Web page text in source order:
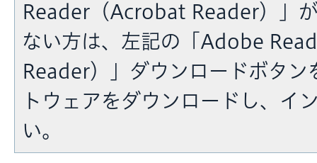
Reader（Acrobat Reader）」
ない方は、左記の「Adobe
Reader）」ダウンロードボタン
トウェアをダウンロードし、イ
い。